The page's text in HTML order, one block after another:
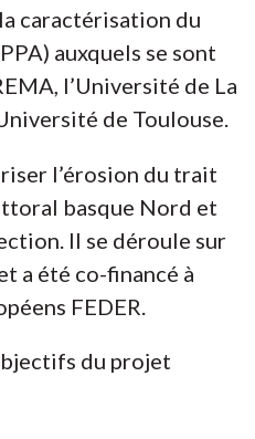
caractérisation du
auxquels se sont
l’Université de La
de Toulouse.
l’érosion du trait
basque Nord et
Il se déroule sur
a été co-financé à
FEDER.
du projet